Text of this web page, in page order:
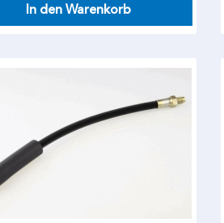
In den Warenkorb